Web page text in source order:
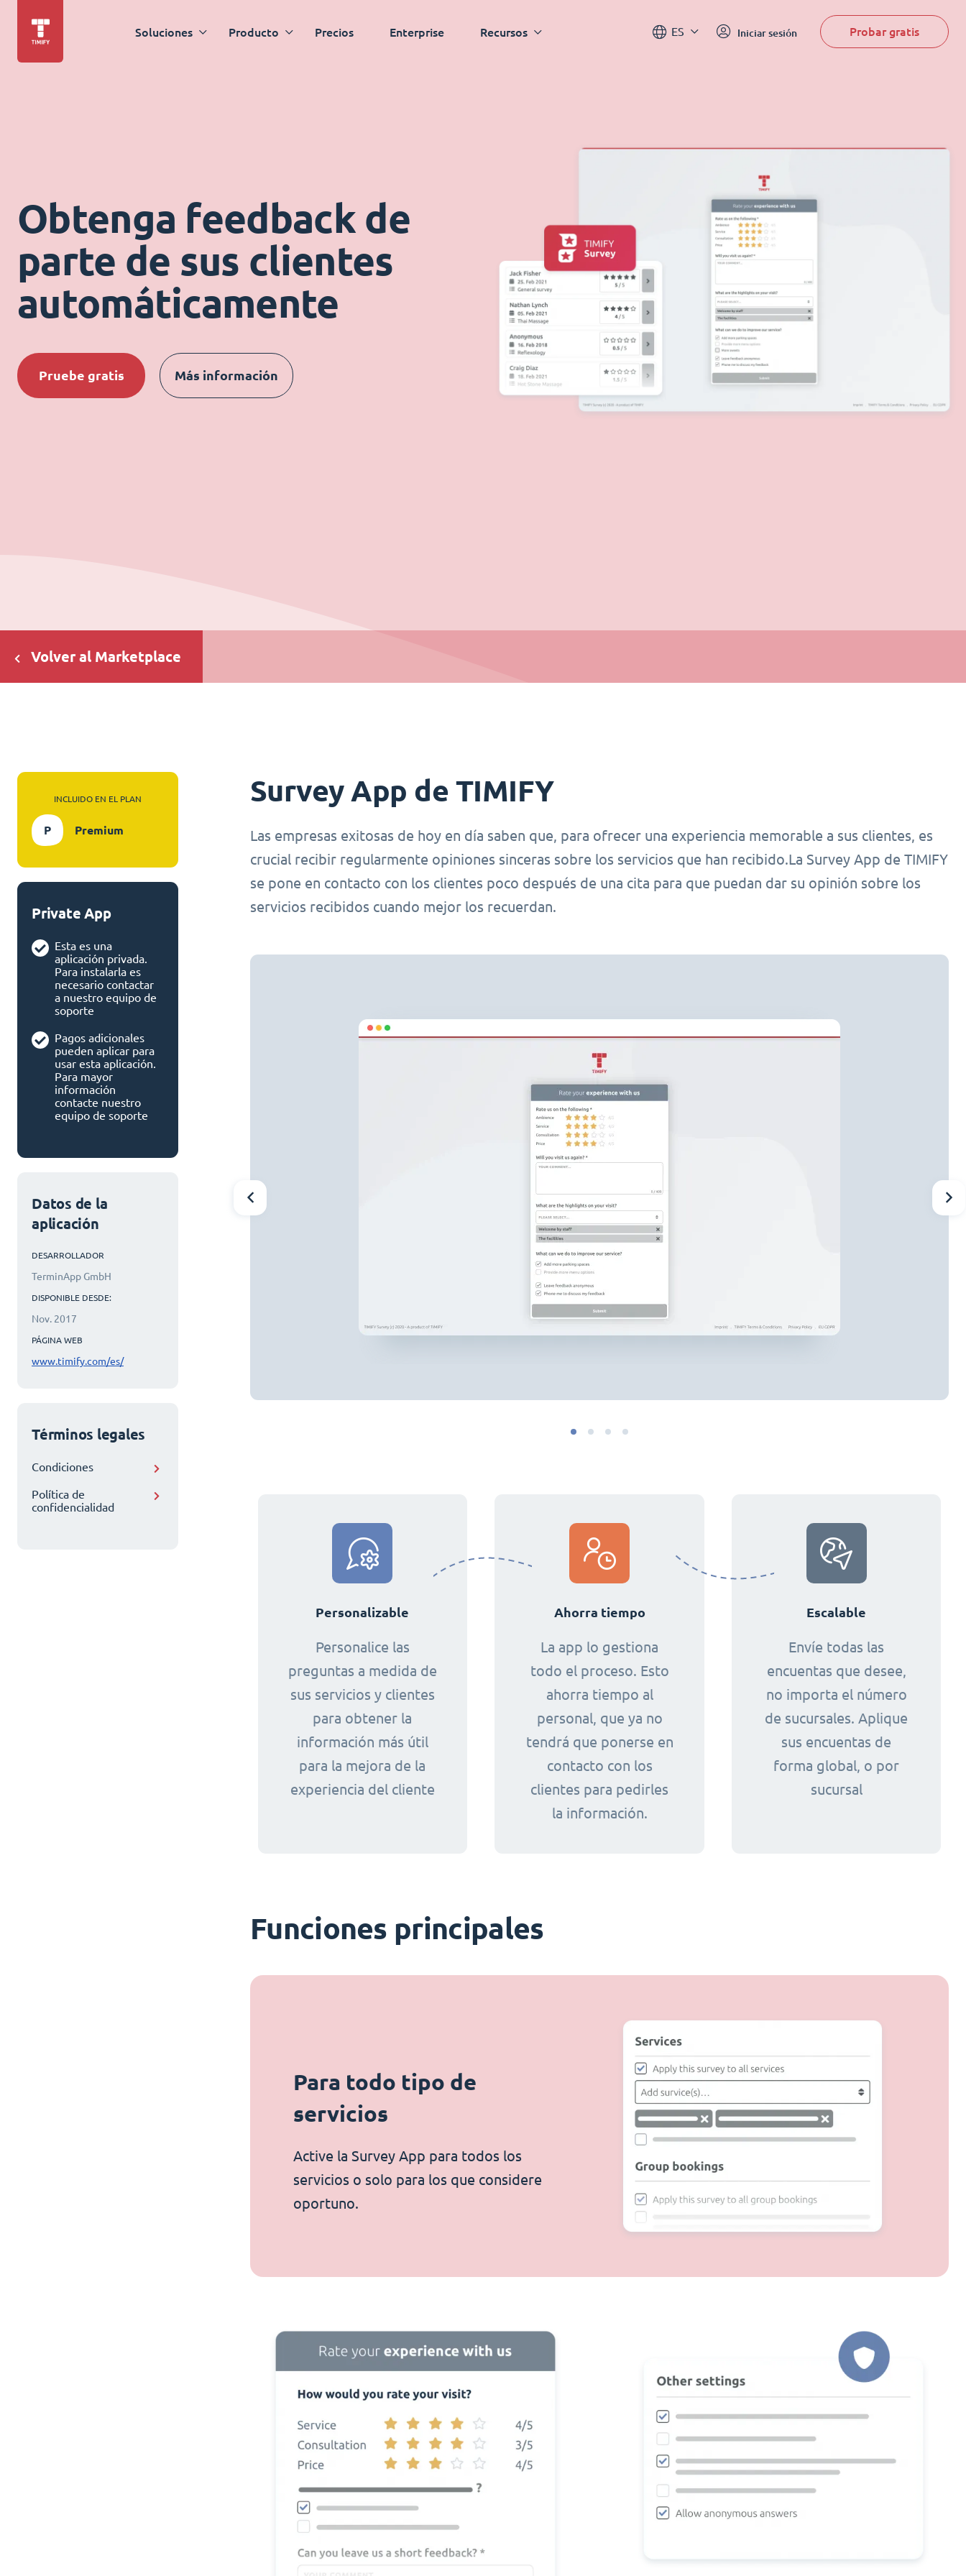
Soluciones Producto Precios Enterprise Recursos ES Iniciar sesión Probar gratis
Obtenga feedback de
parte de sus clientes
automáticamente
Pruebe gratis Más información
Volver al Marketplace
INCLUIDO EN EL PLAN
P Premium
Private App
Esta es una
aplicación privada.
Para instalarla es
necesario contactar
a nuestro equipo de
soporte
Pagos adicionales
pueden aplicar para
usar esta aplicación.
Para mayor
información
contacte nuestro
equipo de soporte
Datos de la
aplicación
DESARROLLADOR
TerminApp GmbH
DISPONIBLE DESDE:
Nov. 2017
PÁGINA WEB
www.timify.com/es/
Términos legales
Condiciones
Política de
confidencialidad
Survey App de TIMIFY
Las empresas exitosas de hoy en día saben que, para ofrecer una experiencia memorable a sus clientes, es
crucial recibir regularmente opiniones sinceras sobre los servicios que han recibido.La Survey App de TIMIFY
se pone en contacto con los clientes poco después de una cita para que puedan dar su opinión sobre los
servicios recibidos cuando mejor los recuerdan.
Personalizable
Personalice las
preguntas a medida de
sus servicios y clientes
para obtener la
información más útil
para la mejora de la
experiencia del cliente
Ahorra tiempo
La app lo gestiona
todo el proceso. Esto
ahorra tiempo al
personal, que ya no
tendrá que ponerse en
contacto con los
clientes para pedirles
la información.
Escalable
Envíe todas las
encuentas que desee,
no importa el número
de sucursales. Aplique
sus encuentas de
forma global, o por
sucursal
Funciones principales
Para todo tipo de
servicios
Active la Survey App para todos los
servicios o solo para los que considere
oportuno.